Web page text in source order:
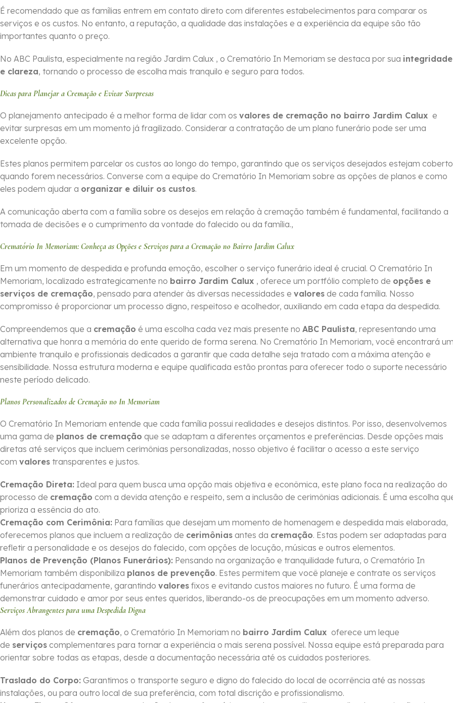
É recomendado que as famílias entrem em contato direto com diferentes estabelecimentos para comparar os
serviços e os custos. No entanto, a reputação, a qualidade das instalações e a experiência da equipe são tão
importantes quanto o preço.
No ABC Paulista, especialmente na região Jardim Calux , o Crematório In Memoriam se destaca por sua integridade
e clareza, tornando o processo de escolha mais tranquilo e seguro para todos.
Dicas para Planejar a Cremação e Evitar Surpresas
O planejamento antecipado é a melhor forma de lidar com os valores de cremação no bairro Jardim Calux e
evitar surpresas em um momento já fragilizado. Considerar a contratação de um plano funerário pode ser uma
excelente opção.
Estes planos permitem parcelar os custos ao longo do tempo, garantindo que os serviços desejados estejam
quando forem necessários. Converse com a equipe do Crematório In Memoriam sobre as opções de planos e como
eles podem ajudar a organizar e diluir os custos.
A comunicação aberta com a família sobre os desejos em relação à cremação também é fundamental, facilitando a
tomada de decisões e o cumprimento da vontade do falecido ou da família.,
Crematório In Memoriam: Conheça as Opções e Serviços para a Cremação no Bairro Jardim Calux
Em um momento de despedida e profunda emoção, escolher o serviço funerário ideal é crucial. O Crematório In
Memoriam, localizado estrategicamente no bairro Jardim Calux , oferece um portfólio completo de opções e
serviços de cremação, pensado para atender às diversas necessidades e valores de cada família. Nosso
compromisso é proporcionar um processo digno, respeitoso e acolhedor, auxiliando em cada etapa da despedida.
Compreendemos que a cremação é uma escolha cada vez mais presente no ABC Paulista, representando uma
alternativa que honra a memória do ente querido de forma serena. No Crematório In Memoriam, você encontrará
ambiente tranquilo e profissionais dedicados a garantir que cada detalhe seja tratado com a máxima atenção e
sensibilidade. Nossa estrutura moderna e equipe qualificada estão prontas para oferecer todo o suporte necessário
neste período delicado.
Planos Personalizados de Cremação no In Memoriam
O Crematório In Memoriam entende que cada família possui realidades e desejos distintos. Por isso, desenvolvemos
uma gama de planos de cremação que se adaptam a diferentes orçamentos e preferências. Desde opções mais
diretas até serviços que incluem cerimônias personalizadas, nosso objetivo é facilitar o acesso a este serviço
com valores transparentes e justos.
Cremação Direta: Ideal para quem busca uma opção mais objetiva e econômica, este plano foca na realização do
processo de cremação com a devida atenção e respeito, sem a inclusão de cerimônias adicionais. É uma escolha
prioriza a essência do ato.
Cremação com Cerimônia: Para famílias que desejam um momento de homenagem e despedida mais elaborada,
oferecemos planos que incluem a realização de cerimônias antes da cremação. Estas podem ser adaptadas para
refletir a personalidade e os desejos do falecido, com opções de locução, músicas e outros elementos.
Planos de Prevenção (Planos Funerários): Pensando na organização e tranquilidade futura, o Crematório In
Memoriam também disponibiliza planos de prevenção. Estes permitem que você planeje e contrate os serviços
funerários antecipadamente, garantindo valores fixos e evitando custos maiores no futuro. É uma forma de
demonstrar cuidado e amor por seus entes queridos, liberando-os de preocupações em um momento adverso.
Serviços Abrangentes para uma Despedida Digna
Além dos planos de cremação, o Crematório In Memoriam no bairro Jardim Calux oferece um leque
de serviços complementares para tornar a experiência o mais serena possível. Nossa equipe está preparada para
orientar sobre todas as etapas, desde a documentação necessária até os cuidados posteriores.
Traslado do Corpo: Garantimos o transporte seguro e digno do falecido do local de ocorrência até as nossas
instalações, ou para outro local de sua preferência, com total discrição e profissionalismo.